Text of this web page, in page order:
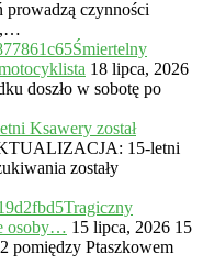
prowadzą czynności
Śmiertelny
18 lipca, 2026
doszło w sobotę po
Ksawery został
15-letni
zostały
Tragiczny
osoby… 15 lipca, 2026 15
pomiędzy Ptaszkowem